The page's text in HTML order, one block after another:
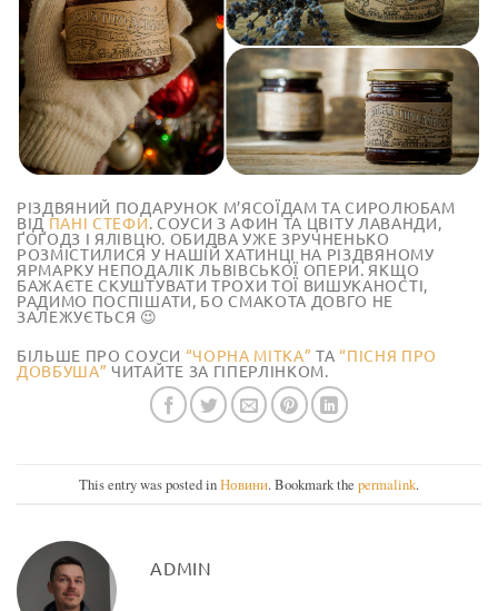
РІЗДВЯНИЙ ПОДАРУНОК М’ЯСОЇДАМ ТА СИРОЛЮБАМ
ВІД ПАНІ СТЕФИ. СОУСИ З АФИН ТА ЦВІТУ ЛАВАНДИ,
ҐОҐОДЗ І ЯЛІВЦЮ. ОБИДВА УЖЕ ЗРУЧНЕНЬКО
РОЗМІСТИЛИСЯ У НАШІЙ ХАТИНЦІ НА РІЗДВЯНОМУ
ЯРМАРКУ НЕПОДАЛІК ЛЬВІВСЬКОЇ ОПЕРИ. ЯКЩО
БАЖАЄТЕ СКУШТУВАТИ ТРОХИ ТОЇ ВИШУКАНОСТІ,
РАДИМО ПОСПІШАТИ, БО СМАКОТА ДОВГО НЕ
ЗАЛЕЖУЄТЬСЯ 😉
БІЛЬШЕ ПРО СОУСИ “ЧОРНА МІТКА” ТА “ПІСНЯ ПРО
ДОВБУША” ЧИТАЙТЕ ЗА ГІПЕРЛІНКОМ.
This entry was posted inНовини. Bookmark the permalink.
ADMIN